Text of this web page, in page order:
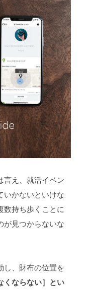
言え、就活イベン
いかないといけな
数持ち歩くことに
が見つからないな
し、財布の位置を
くならない］とい